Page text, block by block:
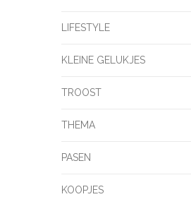
LIFESTYLE
KLEINE GELUKJES
TROOST
THEMA
PASEN
KOOPJES